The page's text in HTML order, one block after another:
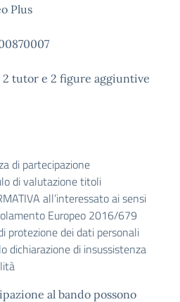
Plus
tutor e 2 figure aggiuntive
di partecipazione
di valutazione titoli
all’interessato ai sensi
Europeo 2016/679
protezione dei dati personali
dichiarazione di insussistenza
al bando possono